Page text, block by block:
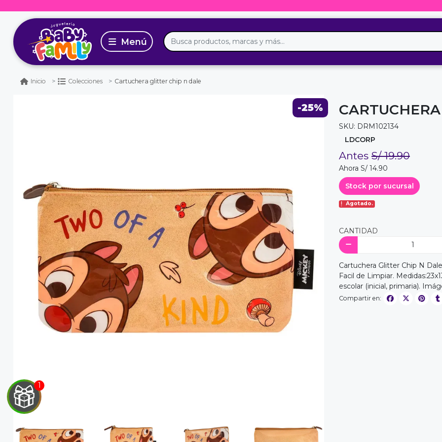
Inicio Colecciones Cartuchera glitter chip n dale
-25%
SKU: DRM102134
LDCORP
Antes S/ 19.90
Ahora S/ 14.90
Stock por sucursal
Agotado.
CANTIDAD
Cartuchera Glitter Chip N
Facil de Limpiar.
escolar (inicial, primaria).
Compartir en: